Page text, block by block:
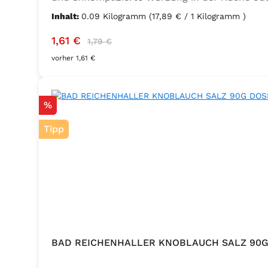
Trennmittel Calciumsalze der
Inhalt: 0.09 Kilogramm (17,89 € / 1 Kilogramm )
Verkaufspreis:
1,61 € Regulärer Preis:
1,79 €
vorher 1,61 €
Rabatt
%
Tipp
BAD REICHENHALLER KNOBLAUCH SALZ